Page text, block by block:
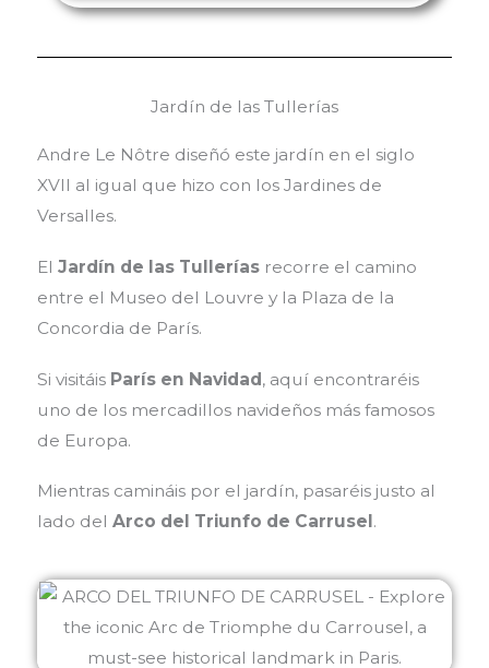
Jardín de las Tullerías
Andre Le Nôtre diseñó este jardín en el siglo
XVII al igual que hizo con los Jardines de
Versalles.
El Jardín de las Tulleríasrecorre el camino
entre el Museo del Louvre y la Plaza de la
Concordia de París.
Si visitáis París en Navidad, aquí encontraréis
uno de los mercadillos navideños más famosos
de Europa.
Mientras camináis por el jardín, pasaréis justo al
lado del Arco del Triunfo de Carrusel .